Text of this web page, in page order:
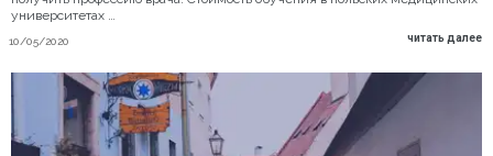
10/05/2020
университетах …
читать далее